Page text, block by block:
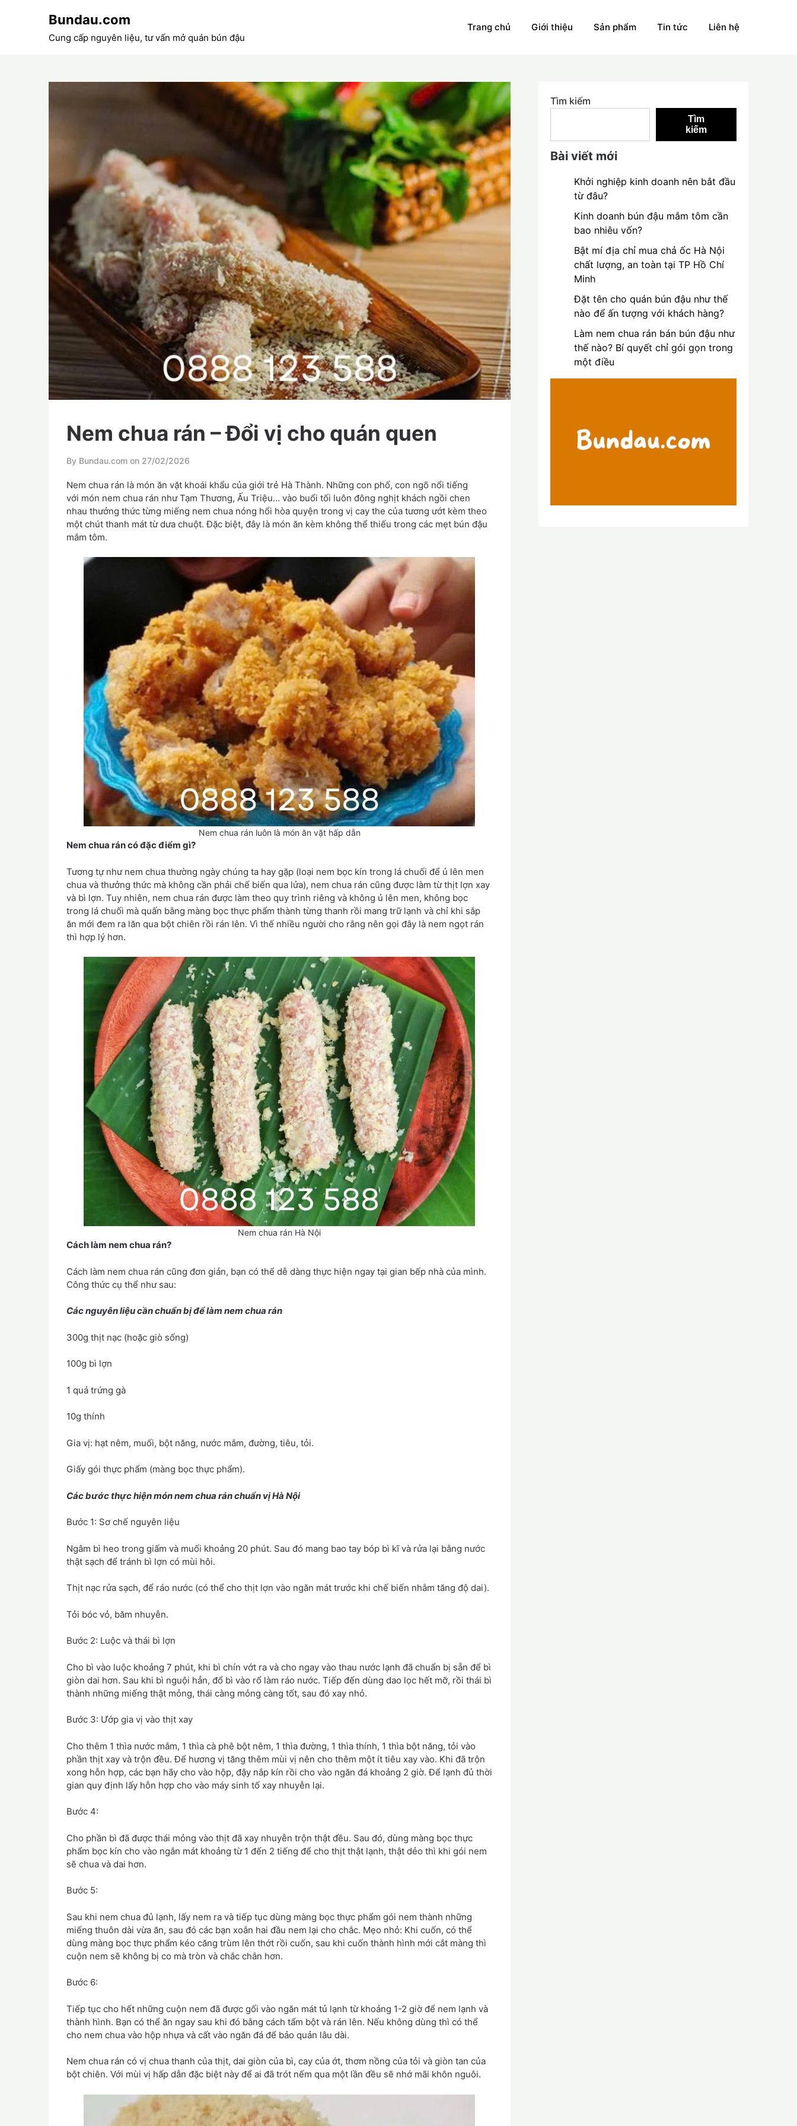
Bundau.com
Cung cấp nguyên liệu, tư vấn mở quán bún đậu
Trang chủ Giới thiệu Sản phẩm Tin tức Liên hệ
Nem chua rán – Đổi vị cho quán quen
By Bundau.com on 27/02/2026
Nem chua rán là món ăn vặt khoái khẩu của giới trẻ Hà Thành. Những con phố, con ngõ nổi tiếng
với món nem chua rán như Tạm Thương, Ấu Triệu… vào buổi tối luôn đông nghịt khách ngồi chen
nhau thưởng thức từng miếng nem chua nóng hổi hòa quyện trong vị cay the của tương ướt kèm theo
một chút thanh mát từ dưa chuột. Đặc biệt, đây là món ăn kèm không thể thiếu trong các mẹt bún đậu
mắm tôm.
Nem chua rán luôn là món ăn vặt hấp dẫn
Nem chua rán có đặc điểm gì?
Tương tự như nem chua thường ngày chúng ta hay gặp (loại nem bọc kín trong lá chuối để ủ lên men
chua và thưởng thức mà không cần phải chế biến qua lửa), nem chua rán cũng được làm từ thịt lợn xay
và bì lợn. Tuy nhiên, nem chua rán được làm theo quy trình riêng và không ủ lên men, không bọc
trong lá chuối mà quấn bằng màng bọc thực phẩm thành từng thanh rồi mang trữ lạnh và chỉ khi sắp
ăn mới đem ra lăn qua bột chiên rồi rán lên. Vì thế nhiều người cho rằng nên gọi đây là nem ngọt rán
thì hợp lý hơn.
Nem chua rán Hà Nội
Cách làm nem chua rán?
Cách làm nem chua rán cũng đơn giản, bạn có thể dễ dàng thực hiện ngay tại gian bếp nhà của mình.
Công thức cụ thể như sau:
Các nguyên liệu cần chuẩn bị để làm nem chua rán
300g thịt nạc (hoặc giò sống)
100g bì lợn
1 quả trứng gà
10g thính
Gia vị: hạt nêm, muối, bột năng, nước mắm, đường, tiêu, tỏi.
Giấy gói thực phẩm (màng bọc thực phẩm).
Các bước thực hiện món nem chua rán chuẩn vị Hà Nội
Bước 1: Sơ chế nguyên liệu
Ngâm bì heo trong giấm và muối khoảng 20 phút. Sau đó mang bao tay bóp bì kĩ và rửa lại bằng nước
thật sạch để tránh bì lợn có mùi hôi.
Thịt nạc rửa sạch, để ráo nước (có thể cho thịt lợn vào ngăn mát trước khi chế biến nhằm tăng độ dai).
Tỏi bóc vỏ, băm nhuyễn.
Bước 2: Luộc và thái bì lợn
Cho bì vào luộc khoảng 7 phút, khi bì chín vớt ra và cho ngay vào thau nước lạnh đã chuẩn bị sẵn để bì
giòn dai hơn. Sau khi bì nguội hẳn, đổ bì vào rổ làm ráo nước. Tiếp đến dùng dao lọc hết mỡ, rồi thái bì
thành những miếng thật mỏng, thái càng mỏng càng tốt, sau đó xay nhỏ.
Bước 3: Ướp gia vị vào thịt xay
Cho thêm 1 thìa nước mắm, 1 thìa cà phê bột nêm, 1 thìa đường, 1 thìa thính, 1 thìa bột năng, tỏi vào
phần thịt xay và trộn đều. Để hương vị tăng thêm mùi vị nên cho thêm một ít tiêu xay vào. Khi đã trộn
xong hỗn hợp, các bạn hãy cho vào hộp, đậy nắp kín rồi cho vào ngăn đá khoảng 2 giờ. Để lạnh đủ thời
gian quy định lấy hỗn hợp cho vào máy sinh tố xay nhuyễn lại.
Bước 4:
Cho phần bì đã được thái mỏng vào thịt đã xay nhuyễn trộn thật đều. Sau đó, dùng màng bọc thực
phẩm bọc kín cho vào ngắn mát khoảng từ 1 đến 2 tiếng để cho thịt thật lạnh, thật dẻo thì khi gói nem
sẽ chua và dai hơn.
Bước 5:
Sau khi nem chua đủ lạnh, lấy nem ra và tiếp tục dùng màng bọc thực phẩm gói nem thành những
miếng thuôn dài vừa ăn, sau đó các bạn xoắn hai đầu nem lại cho chắc. Mẹo nhỏ: Khi cuốn, có thể
dùng màng bọc thực phẩm kéo căng trùm lên thớt rồi cuốn, sau khi cuốn thành hình mới cắt màng thì
cuộn nem sẽ không bị co mà tròn và chắc chắn hơn.
Bước 6:
Tiếp tục cho hết những cuộn nem đã được gối vào ngăn mát tủ lạnh từ khoảng 1-2 giờ để nem lạnh và
thành hình. Bạn có thể ăn ngay sau khi đó bằng cách tẩm bột và rán lên. Nếu không dùng thì có thể
cho nem chua vào hộp nhựa và cất vào ngăn đá để bảo quản lâu dài.
Nem chua rán có vị chua thanh của thịt, dai giòn của bì, cay của ớt, thơm nồng của tỏi và giòn tan của
bột chiên. Với mùi vị hấp dẫn đặc biệt này để ai đã trót nếm qua một lần đều sẽ nhớ mãi khôn nguôi.
Tìm kiếm
Tìm
kiếm
Bài viết mới
Khởi nghiệp kinh doanh nên bắt đầu
từ đâu?
Kinh doanh bún đậu mắm tôm cần
bao nhiêu vốn?
Bật mí địa chỉ mua chả ốc Hà Nội
chất lượng, an toàn tại TP Hồ Chí
Minh
Đặt tên cho quán bún đậu như thế
nào để ấn tượng với khách hàng?
Làm nem chua rán bán bún đậu như
thế nào? Bí quyết chỉ gói gọn trong
một điều